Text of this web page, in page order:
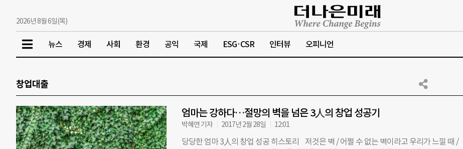
2026년 8월 6일(목)
뉴스 경제 사회 환경 공익 국제 ESG·CSR 인터뷰 오피니언
창업대출
엄마는 강하다…절망의 벽을 넘은 3人의 창업 성공기
박혜연 기자 2017년 2월 28일 12:01
당당한 엄마 3人의 창업 성공 히스토리 저것은 벽 / 어쩔 수 없는 벽이라고 우리가 느낄 때 /